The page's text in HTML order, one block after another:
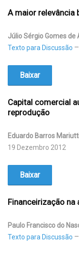
A maior relevância
Júlio Sérgio Gomes de
Texto para Discussão
Baixar
Capital comercial
reprodução
Eduardo Barros
19 Dezembro 2012
Baixar
Financeirização
Paulo Francisco do
Texto para Discussão